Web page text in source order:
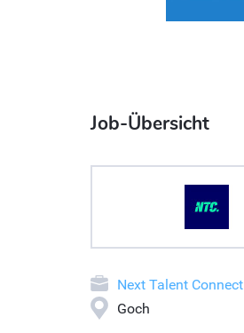
Job-Übersicht
Next Talent Connect
Goch